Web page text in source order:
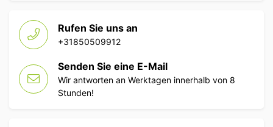
Rufen Sie uns an
+31850509912
Senden Sie eine E-Mail
Wir antworten an Werktagen innerhalb von 8
Stunden!